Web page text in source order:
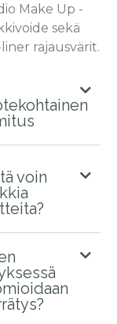
Make Up -
sekä
rajausvärit.
voin